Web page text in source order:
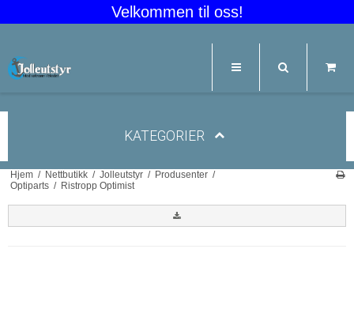
Velkommen til oss!
KATEGORIER
Hjem / Nettbutikk / Jolleutstyr / Produsenter /
Optiparts / Ristropp Optimist